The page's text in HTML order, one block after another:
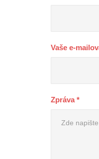
Vaše e-
Zpráva *